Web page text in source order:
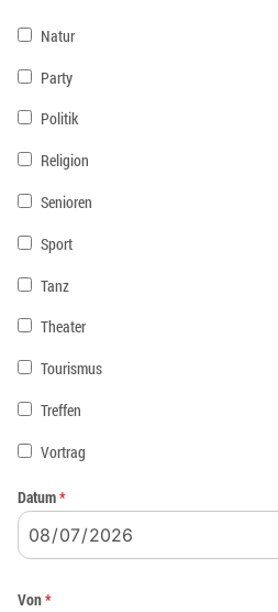
Natur
Party
Politik
Religion
Senioren
Sport
Tanz
Theater
Tourismus
Treffen
Vortrag
Datum*
Von*